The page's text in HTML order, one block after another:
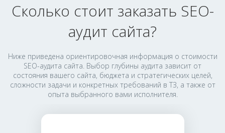
Сколько стоит заказать SEO-
аудит сайта?
Ниже приведена ориентировочная информация о стоимости
SEO-аудита сайта. Выбор глубины аудита зависит от
состояния вашего сайта, бюджета и стратегических целей,
сложности задачи и конкретных требований в ТЗ, а также от
опыта выбранного вами исполнителя.